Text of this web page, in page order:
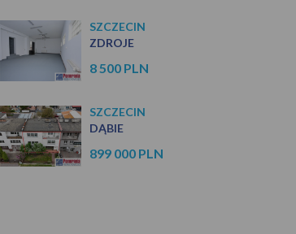
SZCZECIN
ZDROJE
8 500 PLN
SZCZECIN
DĄBIE
899 000 PLN